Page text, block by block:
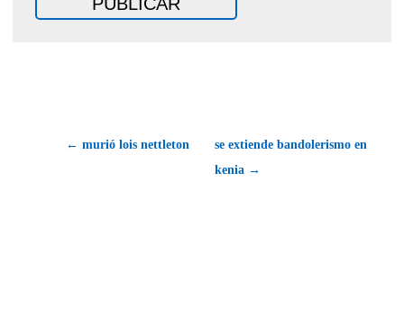
← murió lois nettleton
se extiende bandolerismo en
kenia →